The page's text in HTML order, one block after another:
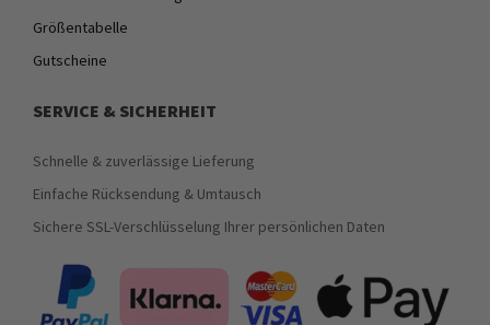
Größentabelle
Gutscheine
SERVICE & SICHERHEIT
Schnelle & zuverlässige Lieferung
Einfache Rücksendung & Umtausch
Sichere SSL-Verschlüsselung Ihrer persönlichen Daten